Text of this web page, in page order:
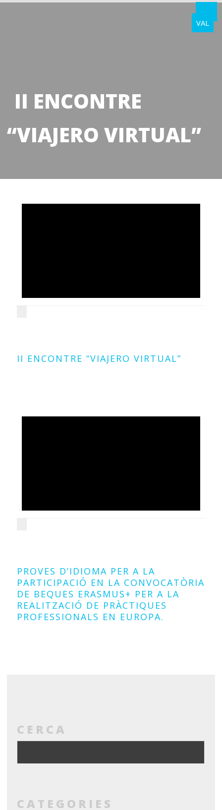
VAL
II ENCONTRE
“VIAJERO VIRTUAL”
II ENCONTRE “VIAJERO VIRTUAL”
PROVES D’IDIOMA PER A LA
PARTICIPACIÓ EN LA CONVOCATÒRIA
DE BEQUES ERASMUS+ PER A LA
REALITZACIÓ DE PRÀCTIQUES
PROFESSIONALS EN EUROPA.
CERCA
CATEGORIES